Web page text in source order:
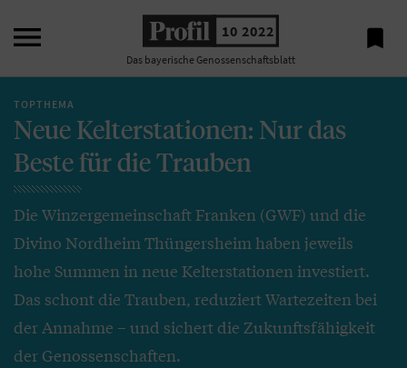
 10 2022
Das bayerische Genossenschaftsblatt

TOPTHEMA
Neue Kelterstationen: Nur das
Beste für die Trauben
Die Winzergemeinschaft Franken (GWF) und die
Divino Nordheim Thüngersheim haben jeweils
hohe Summen in neue Kelterstationen investiert.
Das schont die Trauben, reduziert Wartezeiten bei
der Annahme – und sichert die Zukunftsfähigkeit
der Genossenschaften.